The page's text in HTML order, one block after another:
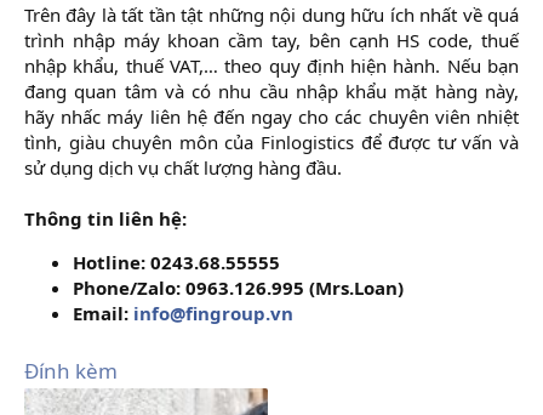
Trên đây là tất tần tật những nội dung hữu ích nhất về quá
trình nhập máy khoan cầm tay, bên cạnh HS code, thuế
nhập khẩu, thuế VAT,… theo quy định hiện hành. Nếu bạn
đang quan tâm và có nhu cầu nhập khẩu mặt hàng này,
hãy nhấc máy liên hệ đến ngay cho các chuyên viên nhiệt
tình, giàu chuyên môn của Finlogistics để được tư vấn và
sử dụng dịch vụ chất lượng hàng đầu.
Thông tin liên hệ:
Hotline: 0243.68.55555
Phone/Zalo: 0963.126.995 (Mrs.Loan)
Email: info@fingroup.vn
Đính kèm